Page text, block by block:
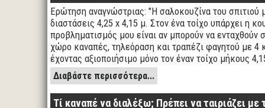
Ερώτηση αναγνώστριας: "Η σαλοκουζίνα του σπιτιού
διαστάσεις 4,25 x 4,15 μ. Στον ένα τοίχο υπάρχει η
προβληματισμός μου είναι αν μπορούν να ενταχθούν
χώρο καναπές, τηλεόραση και τραπέζι φαγητού με 4
έχοντας αξιοποιήσιμο μόνο τον έναν τοίχο μήκους
Διαβάστε περισσότερα...
Τί καναπέ να διαλέξω; Πρέπει να ταιριάζει με